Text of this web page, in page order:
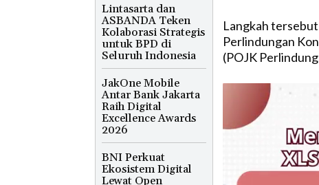
Lintasarta dan
ASBANDA Teken
Kolaborasi Strategis
untuk BPD di
Seluruh Indonesia
JakOne Mobile
Antar Bank Jakarta
Raih Digital
Excellence Awards
2026
BNI Perkuat
Ekosistem Digital
Lewat Open
Langkah
Perlindungan
(POJK